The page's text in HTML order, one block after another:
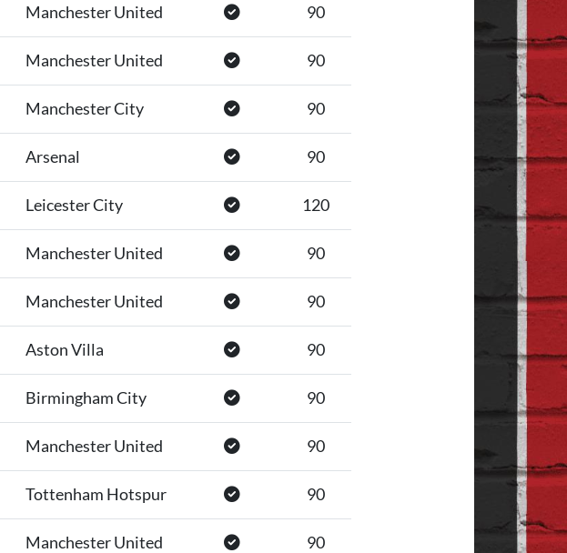
Manchester United 90
Manchester United 90
Manchester City 90
Arsenal 90
Leicester City 120
Manchester United 90
Manchester United 90
Aston Villa 90
Birmingham City 90
Manchester United 90
Tottenham Hotspur 90
Manchester United 90